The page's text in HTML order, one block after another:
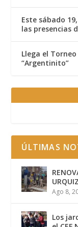
Este sábado
las presencias
Llega el
“Argentinito”
ÚLTIMAS
Ago 8,
Los